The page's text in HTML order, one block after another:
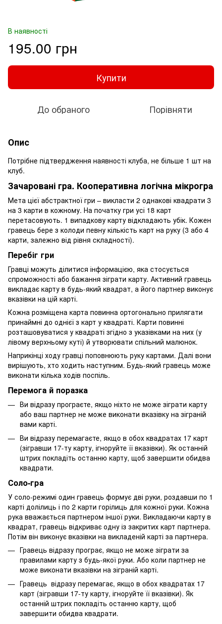
В наявності
195.00 грн
Купити
До обраного Порівняти
Опис
Потрібне підтвердження наявності клуба, не більше 1 шт на
клуб.
Зачаровані гра. Кооперативна логічна мікрогра
Мета цієї абстрактної гри – викласти 2 однакові квадрати 3
на 3 карти в кожному. На початку гри усі 18 карт
перетасовують. 1 випадкову карту відкладають убік. Кожен
гравець бере з колоди певну кількість карт на руку (3 або 4
карти, залежно від рівня складності).
Перебіг гри
Гравці можуть ділитися інформацією, яка стосується
спроможності або бажання зіграти карту. Активний гравець
викладає карту в будь-який квадрат, а його партнер виконує
вказівки на цій карті.
Кожна розміщена карта повинна ортогонально прилягати
принаймні до однієї з карт у квадраті. Карти повинні
розташовуватися у квадраті згідно з указівками на них (у
лівому верхньому куті) й утворювати спільний малюнок.
Наприкінці ходу гравці поповнюють руку картами. Далі вони
вирішують, хто ходить наступним. Будь-який гравець може
виконати кілька ходів поспіль.
Перемога й поразка
Ви відразу програєте, якщо ніхто не може зіграти карту
або ваш партнер не може виконати вказівку на зіграній
вами карті.
Ви відразу перемагаєте, якщо в обох квадратах 17 карт
(зігравши 17-ту карту, ігноруйте її вказівки). Як останній
штрих покладіть останню карту, щоб завершити обидва
квадрати.
Соло-гра
У соло-режимі один гравець формує дві руки, роздавши по 1
карті долілиць і по 2 карти горілиць для кожної руки. Кожна
рука вважається партнером іншої руки. Викладаючи карту в
квадрат, гравець відкриває одну із закритих карт партнера.
Потім він виконує вказівки на викладеній карті за партнера.
Гравець відразу програє, якщо не може зіграти за
правилами карту з будь-якої руки. Або коли партнер не
може виконати вказівки на зіграній карті.
Гравець відразу перемагає, якщо в обох квадратах 17
карт (зігравши 17-ту карту, ігноруйте її вказівки). Як
останній штрих покладіть останню карту, щоб
завершити обидва квадрати.